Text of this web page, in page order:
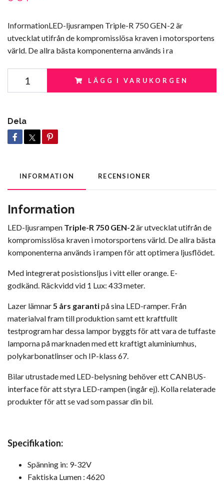
InformationLED-ljusrampen Triple-R 750 GEN-2 är
utvecklat utifrån de kompromisslösa kraven i motorsportens
värld. De allra bästa komponenterna används i ra
LÄGG I VARUKORGEN
Dela
INFORMATION RECENSIONER
Information
LED-ljusrampen Triple-R 750 GEN-2är utvecklat utifrån de
kompromisslösa kraven i motorsportens värld. De allra bästa
komponenterna används i rampen för att optimera ljusflödet.
Med integrerat posistionsljus i vitt eller orange. E-
godkänd. Räckvidd vid 1 Lux: 433 meter.
Lazer lämnar5 års garantipå sina LED-ramper. Från
materialval fram till produktion samt ett kraftfullt
testprogram har dessa lampor byggts för att vara de tuffaste
lamporna på marknaden med ett kraftigt aluminiumhus,
polykarbonatlinser och IP-klass 67.
Bilar utrustade med LED-belysning behöver ett CANBUS-
interface för att styra LED-rampen (ingår ej). Kolla relaterade
produkter för att se vad som passar din bil.
Specifikation:
Spänning in: 9-32V
Faktiska Lumen : 4620